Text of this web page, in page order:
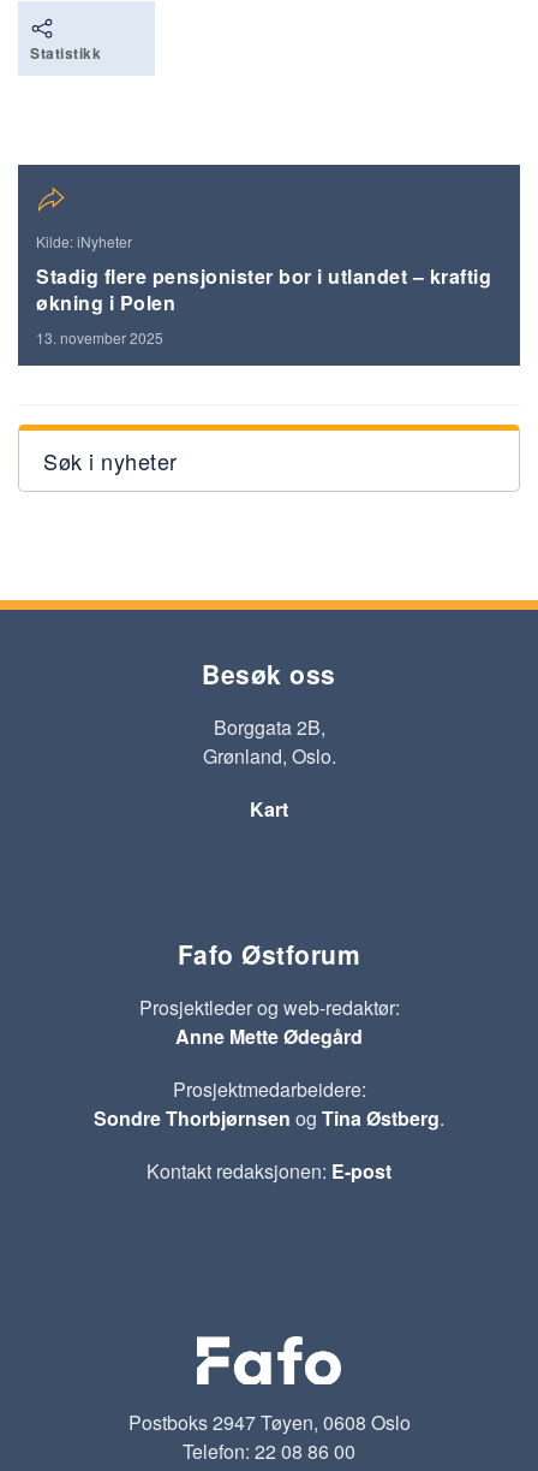
Statistikk
Kilde: iNyheter
Stadig flere pensjonister bor i utlandet – kraftig
økning i Polen
13. november 2025
Søk i nyheter
Besøk oss
Borggata 2B,
Grønland, Oslo.
Kart
Fafo Østforum
Prosjektleder og web-redaktør:
Anne Mette Ødegård
Prosjektmedarbeidere:
Sondre Thorbjørnsen og Tina Østberg.
Kontakt redaksjonen: E-post
Postboks 2947 Tøyen, 0608 Oslo
Telefon: 22 08 86 00